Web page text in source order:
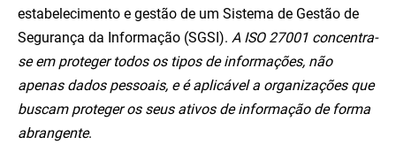
estabelecimento e gestão de um Sistema de Gestão de
Segurança da Informação (SGSI). A ISO 27001 concentra-
se em proteger todos os tipos de informações, não
apenas dados pessoais, e é aplicável a organizações que
buscam proteger os seus ativos de informação de forma
abrangente.